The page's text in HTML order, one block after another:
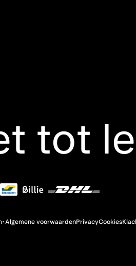
tot
•Algemene voorwaardenPrivacyCookies